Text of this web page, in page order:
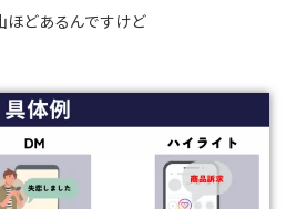
ほどあるんですけど